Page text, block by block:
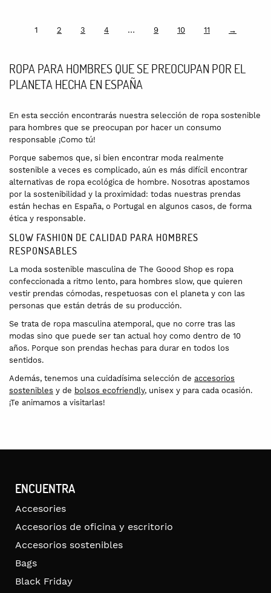
1 2 3 4 … 9 10 11 →
ROPA PARA HOMBRES QUE SE PREOCUPAN POR EL
PLANETA HECHA EN ESPAÑA
En esta sección encontrarás nuestra selección de ropa sostenible
para hombres que se preocupan por hacer un consumo
responsable ¡Como tú!
Porque sabemos que, si bien encontrar moda realmente
sostenible a veces es complicado, aún es más difícil encontrar
alternativas de ropa ecológica de hombre. Nosotras apostamos
por la sostenibilidad y la proximidad: todas nuestras prendas
están hechas en España, o Portugal en algunos casos, de forma
ética y responsable.
SLOW FASHION DE CALIDAD PARA HOMBRES
RESPONSABLES
La moda sostenible masculina de The Goood Shop es ropa
confeccionada a ritmo lento, para hombres slow, que quieren
vestir prendas cómodas, respetuosas con el planeta y con las
personas que están detrás de su producción.
Se trata de ropa masculina atemporal, que no corre tras las
modas sino que puede ser tan actual hoy como dentro de 10
años. Porque son prendas hechas para durar en todos los
sentidos.
Además, tenemos una cuidadísima selección de accesorios
sostenibles y de bolsos ecofriendly, unisex y para cada ocasión.
¡Te animamos a visitarlas!
ENCUENTRA
Accesories
Accesorios de oficina y escritorio
Accesorios sostenibles
Bags
Black Friday